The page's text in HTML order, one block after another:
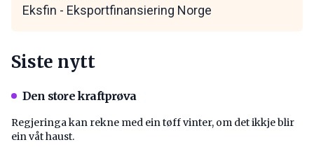
Eksfin - Eksportfinansiering Norge
Siste nytt
Den store kraftprøva
Regjeringa kan rekne med ein tøff vinter, om det ikkje blir
ein våt haust.